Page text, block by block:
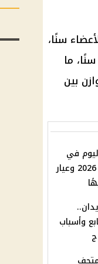
سنًا،
ما
بين
في
مصر الجمعة 9 يناير 2026 وعيار
وأسباب